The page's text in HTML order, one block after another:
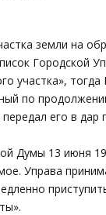
земли на
Городской
участка»,
по
его в дар
Думы 13 июня
Управа